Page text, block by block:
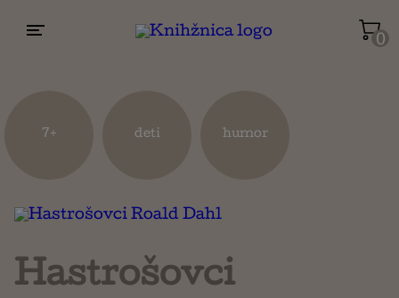
0
7+ deti humor
Hastrošovci